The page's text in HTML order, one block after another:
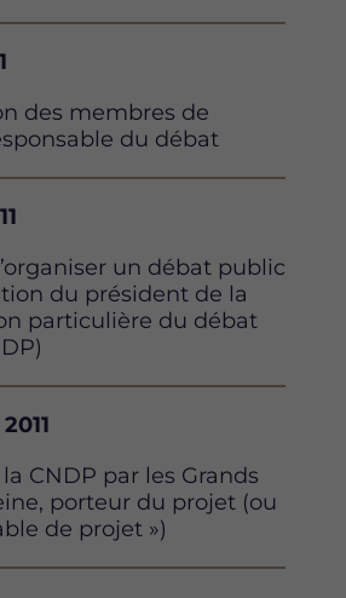
des membres de
du débat
un débat public
du président de la
particulière du débat
CNDP par les Grands
porteur du projet (ou
de projet »)